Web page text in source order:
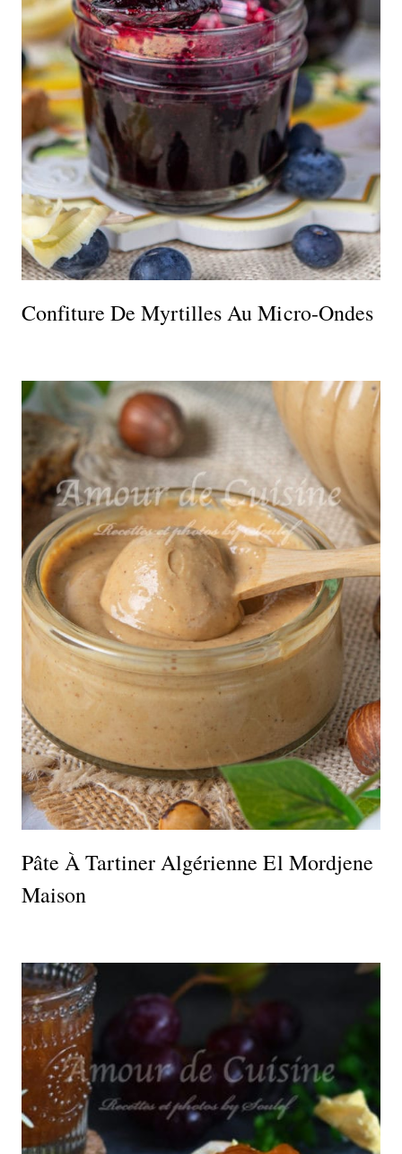
Confiture De Myrtilles Au Micro-Ondes
Pâte À Tartiner Algérienne El Mordjene
Maison